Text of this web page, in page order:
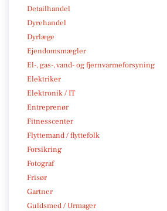
Detailhandel
Dyrehandel
Dyrlæge
Ejendomsmægler
El-, gas-, vand- og fjernvarmeforsyning
Elektriker
Elektronik / IT
Entreprenør
Fitnesscenter
Flyttemand / flyttefolk
Forsikring
Fotograf
Frisør
Gartner
Guldsmed / Urmager